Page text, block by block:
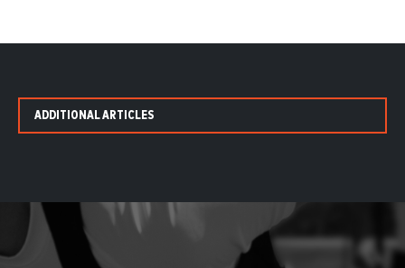
ADDITIONAL ARTICLES